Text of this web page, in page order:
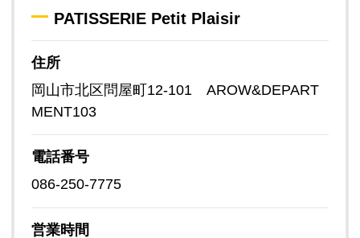
PATISSERIE Petit Plaisir
住所
岡山市北区問屋町12-101 AROW&DEPART
MENT103
電話番号
086-250-7775
営業時間